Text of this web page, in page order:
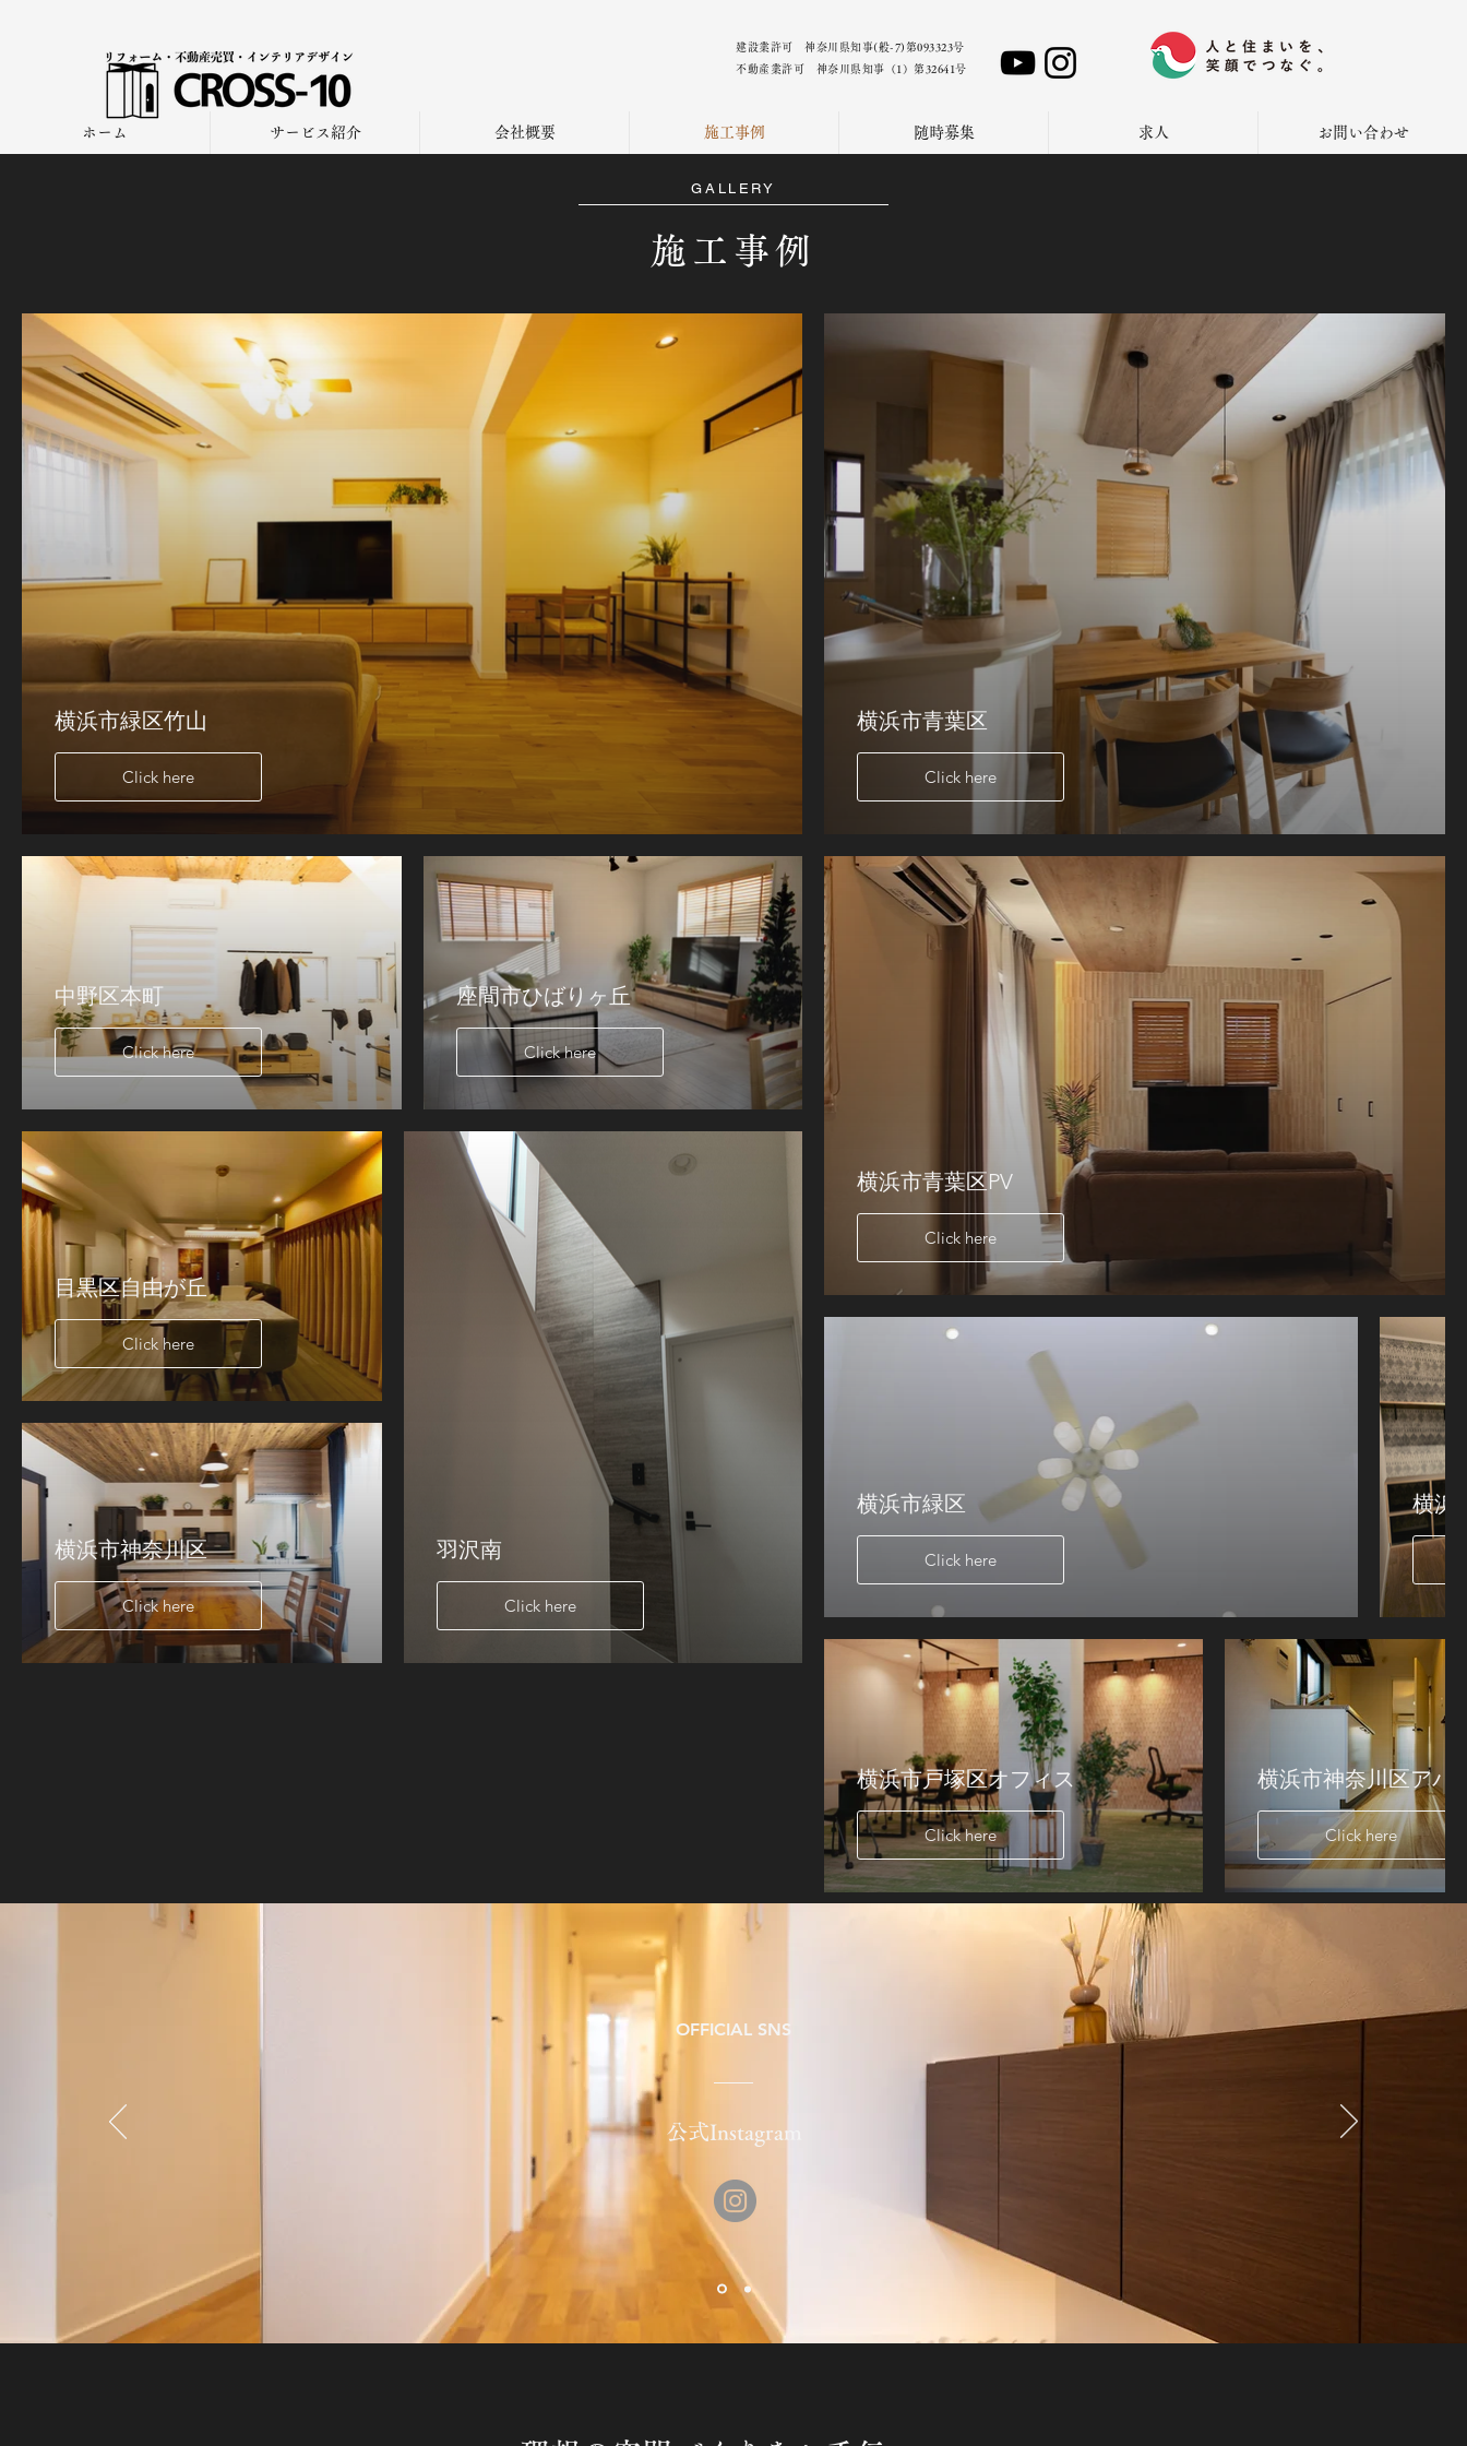
建設業許可 神奈川県知事(般-7)第093323号
不動産業許可 神奈川県知事（1）第32641号
ホーム サービス紹介 会社概要 施工事例 随時募集 求人 お問い合わせ
GALLERY
施工事例
横浜市緑区竹山
Click here
横浜市青葉区
Click here
中野区本町
Click here
座間市ひばりヶ丘
Click here
横浜市青葉区PV
Click here
目黒区自由が丘
Click here
横浜市神奈川区
Click here
羽沢南
Click here
横浜市緑区
Click here
横浜
横浜市戸塚区オフィス
Click here
横浜市神奈川区アパ
Click here
OFFICIAL SNS
​公式Instagram